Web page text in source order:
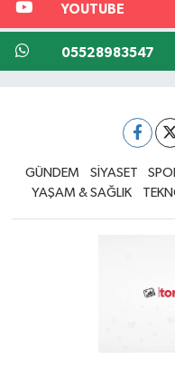
YOUTUBE
05528983547
GÜNDEM SİYASET
YAŞAM & SAĞLIK